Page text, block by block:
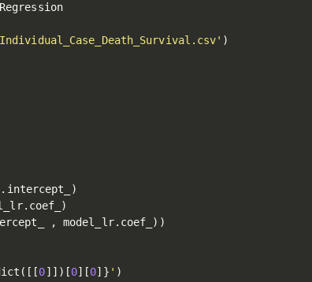
)
. intercept_
)
. coef_
)
, model_lr. coef_ ) )
( [ [0] ] ) [0] [0] } ' )